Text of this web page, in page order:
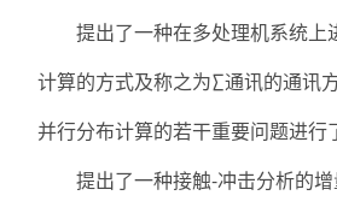
提出了一种在多处理机系统上
计算的方式及称之为∑通讯的通讯
并行分布计算的若干重要问题进行
提出了一种接触-冲击分析的